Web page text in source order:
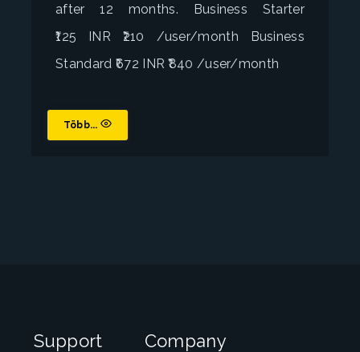
after 12 months. Business Starter
₹125 INR ₹210 /user/month Business
Standard ₹672 INR ₹840 /user/month
Több...
Support Company